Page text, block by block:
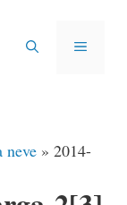
MENU
neve » 2014-